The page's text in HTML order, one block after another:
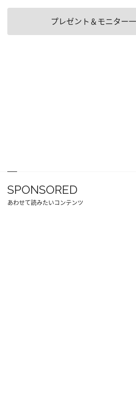
プレゼント＆モニター
SPONSORED
あわせて読みたいコンテンツ